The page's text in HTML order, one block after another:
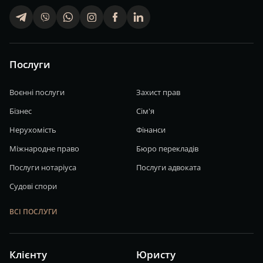
telegram viber whatsapp finstagram facebook linkedin
Послуги
Воєнні послуги
Захист прав
Бізнес
Сім'я
Нерухомість
Фінанси
Міжнародне право
Бюро перекладів
Послуги нотаріуса
Послуги адвоката
Судові спори
ВСІ ПОСЛУГИ
Клієнту Юристу